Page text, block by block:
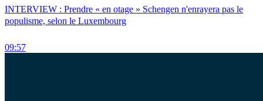
INTERVIEW : Prendre « en otage » Schengen n'enrayera pas le
populisme, selon le Luxembourg
09:57